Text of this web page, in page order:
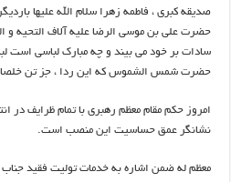
صدیقه کبری ، فاطمه زهرا سلام الله علیها
حضرت علی بن موسی الرضا علیه آلاف التحیه و
سادات بر خود می بیند و چه مبارک لباسی است
حضرت شمس الشموس که این ردا ، جز تن
امروز حکم مقام معظم رهبری با تمام ظرایف در
نشانگر عمق حساسیت این منصب است.
معظم له ضمن اشاره به خدمات تولیت فقید جناب